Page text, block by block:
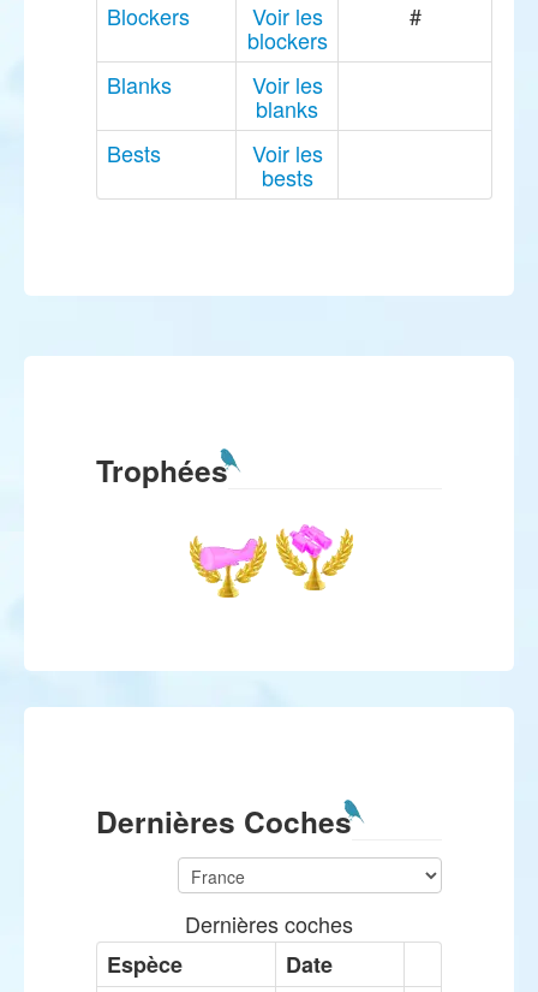
Blockers Voir les
blockers
#
Blanks Voir les
blanks
Bests
Voir les
bests
Trophées
Dernières Coches
Dernières coches
Espèce
Date